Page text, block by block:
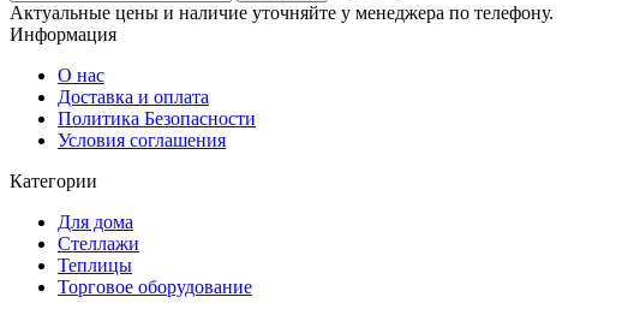
Актуальные цены и наличие уточняйте у менеджера по телефону.
Информация
О нас
Доставка и оплата
Политика Безопасности
Условия соглашения
Категории
Для дома
Стеллажи
Теплицы
Торговое оборудование